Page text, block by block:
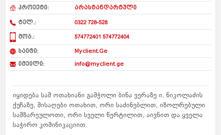
პროექტი:
არასტანდარტული
ტელ.: 0322 728-528
მობ.: 574772401 574772404
საიტი:
Myclient.Ge
იმეილი:
info@myclient.ge
იყიდება სამ ოთახიანი გამჭოლი ბინა ვერაზე ი. ნიკოლაძის
ქუჩაზე, მისაღები ოთახით, ორი საძინებლით, იზოლრებული
სამზარეულოთი, ორი სველი წერტილით, აივნით და ყველა
საჭირო კომინიკაციით.